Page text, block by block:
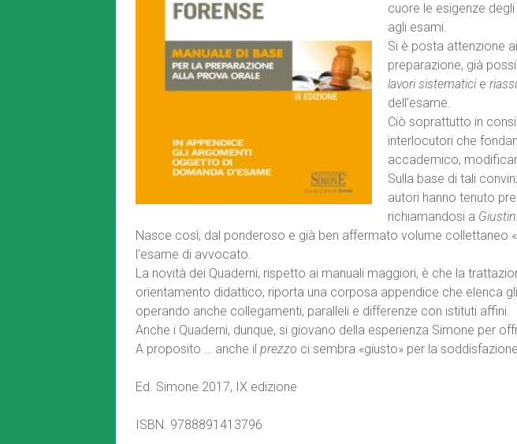
cuore le esigenze
agli esami.
Si è posta attenzione
preparazione, già
lavori sistematici e
dell’esame.
Ciò soprattutto in
interlocutori che
accademico,
Sulla base di tali
autori hanno tenuto
richiamandosi a
Nasce così, dal ponderoso e già ben affermato volume collettaneo
l’esame di avvocato.
La novità dei Quaderni, rispetto ai manuali maggiori, è che la
orientamento didattico, riporta una corposa appendice che elenca
operando anche collegamenti, paralleli e differenze con istituti affini.
Anche i Quaderni, dunque, si giovano della esperienza Simone per
A proposito … anche il prezzo ci sembra «giusto» per la
Ed. Simone 2017, IX edizione
ISBN. 9788891413796